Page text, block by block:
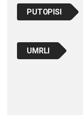
PUTOPISI
UMRLI